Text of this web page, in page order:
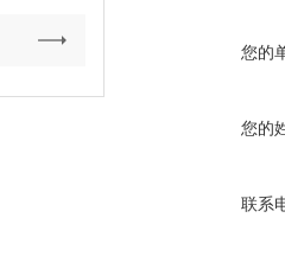
您的
您的
联系